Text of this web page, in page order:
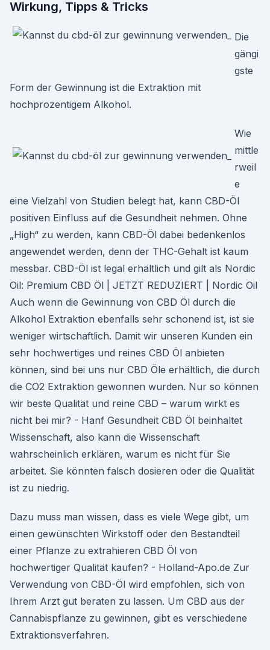
Wirkung, Tipps & Tricks
Die
gängi
gste
Form der Gewinnung ist die Extraktion mit
hochprozentigem Alkohol.
Wie
mittle
rweil
e
eine Vielzahl von Studien belegt hat, kann CBD-Öl
positiven Einfluss auf die Gesundheit nehmen. Ohne
„High“ zu werden, kann CBD-Öl dabei bedenkenlos
angewendet werden, denn der THC-Gehalt ist kaum
messbar. CBD-Öl ist legal erhältlich und gilt als Nordic
Oil: Premium CBD Öl | JETZT REDUZIERT | Nordic Oil
Auch wenn die Gewinnung von CBD Öl durch die
Alkohol Extraktion ebenfalls sehr schonend ist, ist sie
weniger wirtschaftlich. Damit wir unseren Kunden ein
sehr hochwertiges und reines CBD Öl anbieten
können, sind bei uns nur CBD Öle erhältlich, die durch
die CO2 Extraktion gewonnen wurden. Nur so können
wir beste Qualität und reine CBD – warum wirkt es
nicht bei mir? - Hanf Gesundheit CBD Öl beinhaltet
Wissenschaft, also kann die Wissenschaft
wahrscheinlich erklären, warum es nicht für Sie
arbeitet. Sie könnten falsch dosieren oder die Qualität
ist zu niedrig.
Dazu muss man wissen, dass es viele Wege gibt, um
einen gewünschten Wirkstoff oder den Bestandteil
einer Pflanze zu extrahieren CBD Öl von
hochwertiger Qualität kaufen? - Holland-Apo.de Zur
Verwendung von CBD-Öl wird empfohlen, sich von
Ihrem Arzt gut beraten zu lassen. Um CBD aus der
Cannabispflanze zu gewinnen, gibt es verschiedene
Extraktionsverfahren.